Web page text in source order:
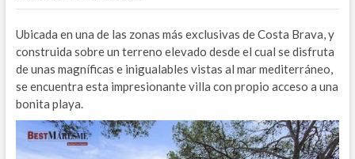
Ubicada en una de las zonas más exclusivas de Costa Brava, y
construida sobre un terreno elevado desde el cual se disfruta
de unas magníficas e inigualables vistas al mar mediterráneo,
se encuentra esta impresionante villa con propio acceso a una
bonita playa.